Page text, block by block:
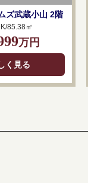
ズ武蔵小山 2階
85.38㎡
万円
く見る